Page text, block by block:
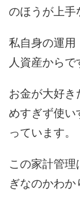
のほうが上手
私自身の運用
人資産からで
お金が大好
めすぎず使い
っています。
この家計管
ぎなのかわか